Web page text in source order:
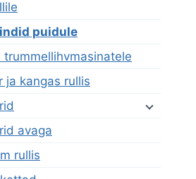
puidule
trummellihvmasinatele
ja kangas rullis
avaga
rullis